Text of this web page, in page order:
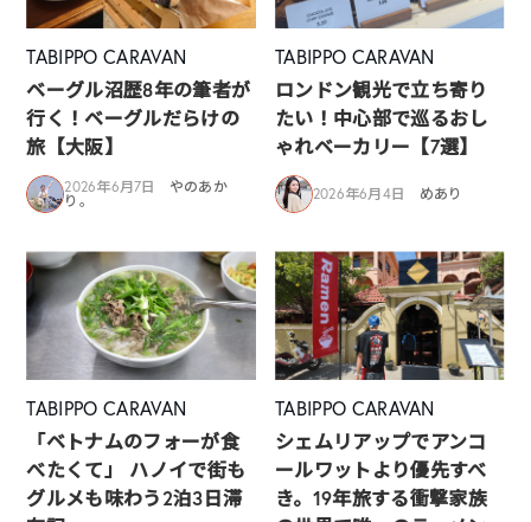
TABIPPO CARAVAN
ベーグル沼歴8年の筆者が
行く！ベーグルだらけの
旅【大阪】
2026年6月7日
やのあか
り。
TABIPPO CARAVAN
ロンドン観光で立ち寄り
たい！中心部で巡るおし
ゃれベーカリー【7選】
2026年6月4日 めあり
TABIPPO CARAVAN
「ベトナムのフォーが食
べたくて」 ハノイで街も
グルメも味わう2泊3日滞
TABIPPO CARAVAN
シェムリアップでアンコ
ールワットより優先すべ
き。19年旅する衝撃家族